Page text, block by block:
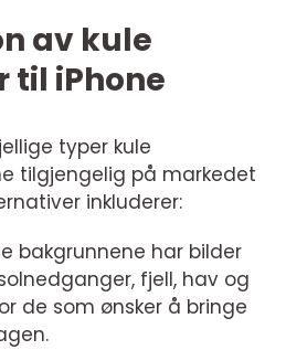
av kule
til iPhone
typer kule
tilgjengelig på markedet
inkluderer:
bakgrunnene har bilder
fjell, hav og
de som ønsker å bringe